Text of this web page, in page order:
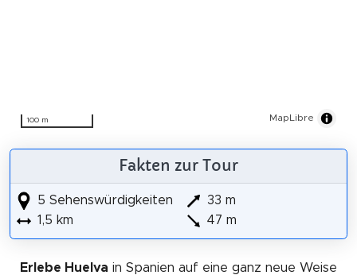
100 m MapLibre
Fakten zur Tour
5 Sehenswürdigkeiten
1,5 km
33 m
47 m
Erlebe Huelva in Spanien auf eine ganz neue Weise